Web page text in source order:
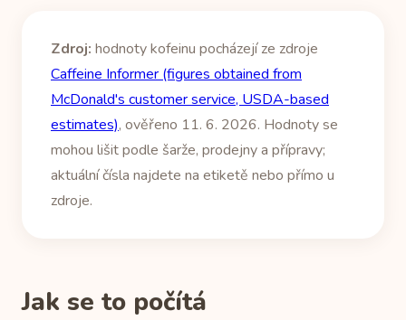
Zdroj: hodnoty kofeinu pocházejí ze zdroje
Caffeine Informer (figures obtained from
McDonald's customer service, USDA-based
estimates), ověřeno 11. 6. 2026. Hodnoty se
mohou lišit podle šarže, prodejny a přípravy;
aktuální čísla najdete na etiketě nebo přímo u
zdroje.
Jak se to počítá